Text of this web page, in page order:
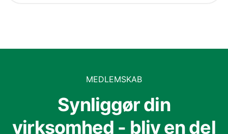
MEDLEMSKAB
Synliggør din
virksomhed - bliv en del